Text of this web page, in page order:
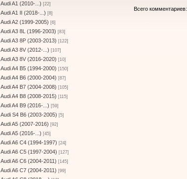
Audi A1 (2010-...) [22]
Audi A1 II (2018-...) [8]
Audi A2 (1999-2005) [6]
Audi A3 8L (1996-2003) [83]
Audi A3 8P (2003-2013) [122]
Audi A3 8V (2012-...) [107]
Audi A3 8V (2016-2020) [10]
Audi A4 B5 (1994-2000) [150]
Audi A4 B6 (2000-2004) [87]
Audi A4 B7 (2004-2008) [105]
Audi A4 B8 (2008-2015) [115]
Audi A4 B9 (2016-...) [59]
Audi S4 B6 (2003-2005) [5]
Audi A5 (2007-2016) [92]
Audi A5 (2016-...) [45]
Audi A6 C4 (1994-1997) [24]
Audi A6 C5 (1997-2004) [127]
Audi A6 C6 (2004-2011) [145]
Audi A6 C7 (2004-2011) [99]
Всего комментариев: